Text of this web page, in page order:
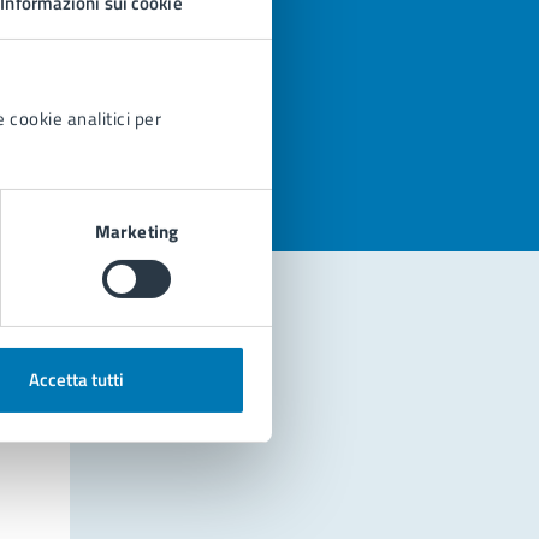
cookie analitici per
Marketing
Accetta tutti